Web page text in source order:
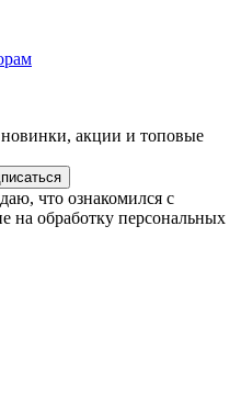
акции и топовые
что ознакомился с
на обработку персональных